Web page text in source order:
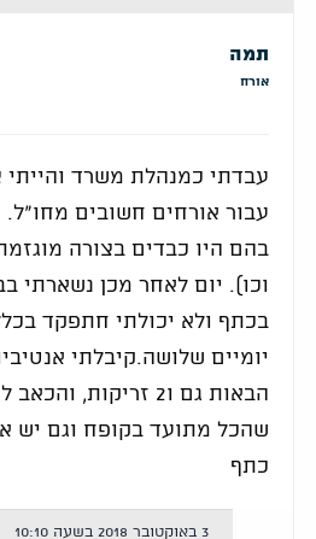
תמה
אורח
עבדתי כמנהלת משרד והייתי
עבור אורחים חשובים
בהם היו כבדים בצורה
וכו). יום לאחר מכן נשארתי
בכתף ולא יכולתי חתפקד
יומיים שלושה.קיבלתי
הבאות גם ו2 זריקות,
שהכל מתועד בקופח וגם יש
כתף
3 באוקטובר 2018 בשעה 10:10